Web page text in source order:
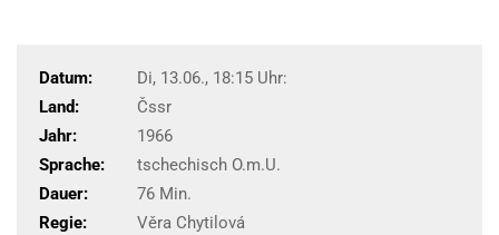
Datum:
Di, 13.06., 18:15 Uhr:
Land:
Čssr
Jahr:
1966
Sprache:
tschechisch O.m.U.
Dauer:
76 Min.
Regie:
Věra Chytilová